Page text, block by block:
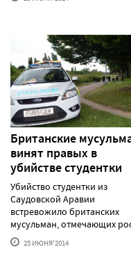
Британские
винят правых в
убийстве студентки
Убийство студентки из
Саудовской Аравии
встревожило британских
мусульман, отмечающих
25 ИЮНЯ'2014